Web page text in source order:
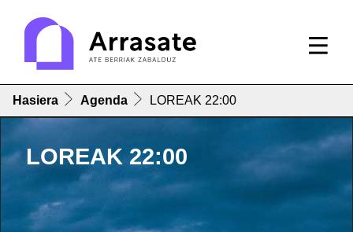
Hasiera Agenda LOREAK 22:00
LOREAK 22:00